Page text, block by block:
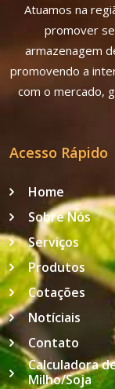
Atuamos na
promover
armazenagem
promovendo a
com o mercado,
Acesso Rápido
Home
Sobre Nós
Serviços
Produtos
Cotações
Notíciais
Contato
Calculadora
Milho/Soja